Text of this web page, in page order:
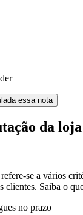
essa nota
da loja
se a vários
clientes. Saiba o
no prazo